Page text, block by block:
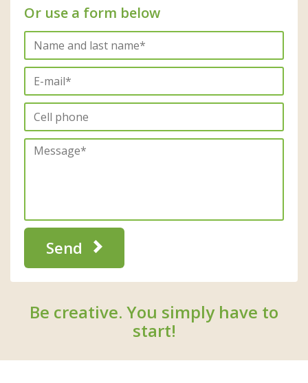
Or use a form below
Send
Be creative. You simply have to
start!